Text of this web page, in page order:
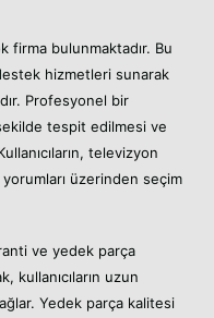
firma bulunmaktadır. Bu
hizmetleri sunarak
Profesyonel bir
tespit edilmesi ve
televizyon
üzerinden seçim
ve yedek parça
kullanıcıların uzun
Yedek parça kalitesi